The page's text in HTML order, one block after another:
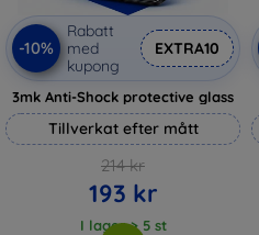
-10%
Rabatt
med
kupong
EXTRA10
3mk Anti-Shock protective glass
Tillverkat efter mått
214 kr
193 kr
I lager > 5 st